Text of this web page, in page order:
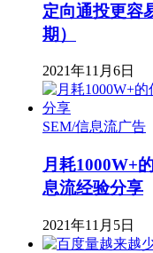
定向通投更容
期）
2021年11月6日
SEM/信息流广告
月耗1000W+
息流经验分享
2021年11月5日